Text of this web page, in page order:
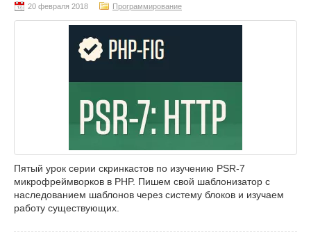
Программирование
Пятый урок серии скринкастов по изучению PSR-7
микрофреймворков в PHP. Пишем свой шаблонизатор с
наследованием шаблонов через систему блоков и изучаем
работу существующих.